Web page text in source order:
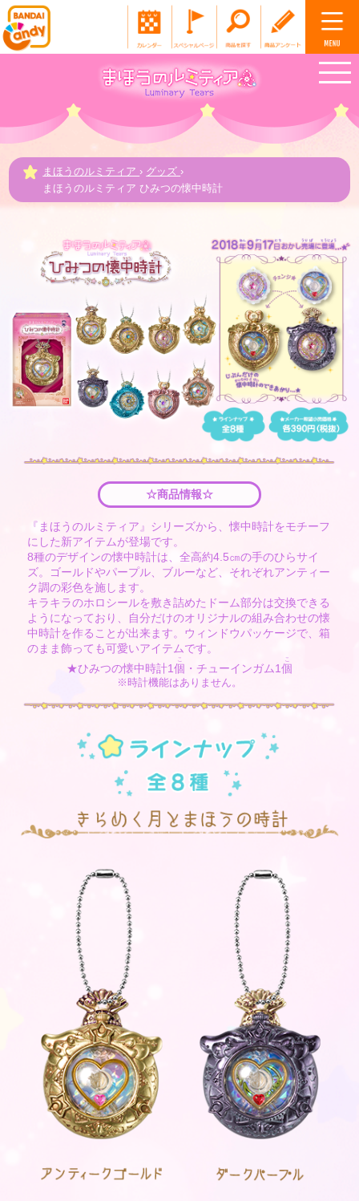
まほうのルミティア › グッズ ›
まほうのルミティア ひみつの懐中時計
☆商品情報☆
『まほうのルミティア』シリーズから、懐中時計をモチーフ
にした新アイテムが登場です。
8種のデザインの懐中時計は、全高約4.5㎝の手のひらサイ
ズ。ゴールドやパープル、ブルーなど、それぞれアンティー
ク調の彩色を施します。
キラキラのホロシールを敷き詰めたドーム部分は交換できる
ようになっており、自分だけのオリジナルの組み合わせの懐
中時計を作ることが出来ます。ウィンドウパッケージで、箱
のまま飾っても可愛いアイテムです。
★ひみつの懐中時計1個
こ
・チューインガム1個
こ
※時計機能はありません。